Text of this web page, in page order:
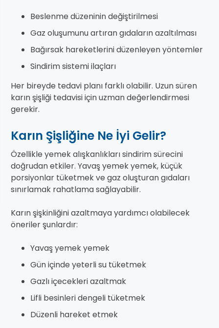
Beslenme düzeninin değiştirilmesi
Gaz oluşumunu artıran gıdaların azaltılması
Bağırsak hareketlerini düzenleyen yöntemler
Sindirim sistemi ilaçları
Her bireyde tedavi planı farklı olabilir. Uzun süren
karın şişliği tedavisi için uzman değerlendirmesi
gerekir.
Karın Şişliğine Ne İyi Gelir?
Özellikle yemek alışkanlıkları sindirim sürecini
doğrudan etkiler. Yavaş yemek yemek, küçük
porsiyonlar tüketmek ve gaz oluşturan gıdaları
sınırlamak rahatlama sağlayabilir.
Karın şişkinliğini azaltmaya yardımcı olabilecek
öneriler şunlardır:
Yavaş yemek yemek
Gün içinde yeterli su tüketmek
Gazlı içecekleri azaltmak
Lifli besinleri dengeli tüketmek
Düzenli hareket etmek